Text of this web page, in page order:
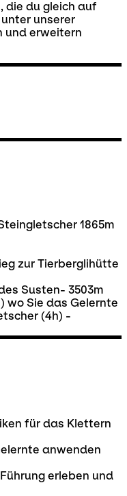
die du gleich auf
unserer
und erweitern
1865m
zur Tierberglihütte
Susten- 3503m
wo Sie das Gelernte
(4h) -
für das Klettern
anwenden
erleben und